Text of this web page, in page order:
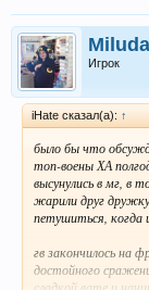
Miluda
Игрок
iHate сказал(а): ↑
было бы что
топ-воены ХА
высунулись в мг, в
жарили друг
петушиться, когда
гв закончилось на
достойного